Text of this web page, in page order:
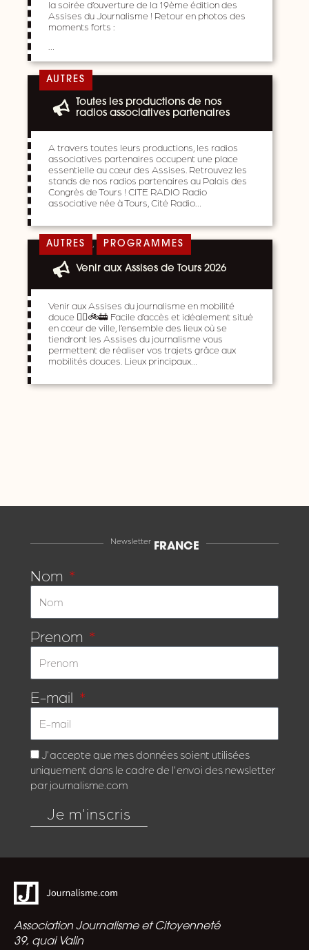
la soirée d’ouverture de la 19ème édition des
Assises du Journalisme ! Retour en photos des
moments forts :
AUTRES
Toutes les productions de nos
radios associatives partenaires
A travers toutes leurs productions, les radios
associatives partenaires occupent une place
essentielle au cœur des Assises. Retrouvez les
stands de nos radios partenaires au Palais des
Congrès de Tours ! CITE RADIO Radio
associative née à Tours, Cité Radio…
AUTRES , PROGRAMMES
Venir aux Assises de Tours 2026
Venir aux Assises du journalisme en mobilité
douce 🚶‍♀️🚲🚋 Facile d’accès et idéalement situé
en cœur de ville, l’ensemble des lieux où se
tiendront les Assises du journalisme vous
permettent de réaliser vos trajets grâce aux
mobilités douces. Lieux principaux…
Newsletter
FRANCE
Nom
Prenom
E-mail
J'accepte que mes données soient utilisées
uniquement dans le cadre de l'envoi des newsletter
par journalisme.com
Je m'inscris
Association Journalisme et Citoyenneté
39, quai Valin